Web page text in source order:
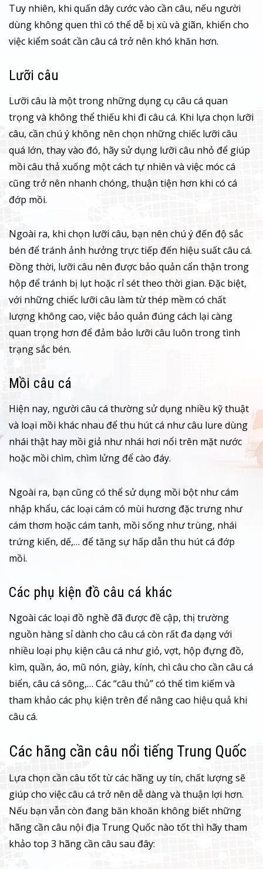
Tuy nhiên, khi quấn dây cước vào cần câu, nếu người
dùng không quen thì có thể dễ bị xù và giãn, khiến cho
việc kiểm soát cần câu cá trở nên khó khăn hơn.
Lưỡi câu
Lưỡi câu là một trong những dụng cụ câu cá quan
trọng và không thể thiếu khi đi câu cá. Khi lựa chọn lưỡi
câu, cần chú ý không nên chọn những chiếc lưỡi câu
quá lớn, thay vào đó, hãy sử dụng lưỡi câu nhỏ để giúp
mồi câu thả xuống một cách tự nhiên và việc móc cá
cũng trở nên nhanh chóng, thuận tiện hơn khi có cá
đớp mồi.
Ngoài ra, khi chọn lưỡi câu, bạn nên chú ý đến độ sắc
bén để tránh ảnh hưởng trực tiếp đến hiệu suất câu cá.
Đồng thời, lưỡi câu nên được bảo quản cẩn thận trong
hộp để tránh bị lụt hoặc rỉ sét theo thời gian. Đặc biệt,
với những chiếc lưỡi câu làm từ thép mềm có chất
lượng không cao, việc bảo quản đúng cách lại càng
quan trọng hơn để đảm bảo lưỡi câu luôn trong tình
trạng sắc bén.
Mồi câu cá
Hiện nay, người câu cá thường sử dụng nhiều kỹ thuật
và loại mồi khác nhau để thu hút cá như câu lure dùng
nhái thật hay mồi giả như nhái hơi nổi trên mặt nước
hoặc mồi chìm, chìm lửng để cào đáy.
Ngoài ra, bạn cũng có thể sử dụng mồi bột như cám
nhập khẩu, các loại cám có mùi hương đặc trưng như
cám thơm hoặc cám tanh, mồi sống như trùng, nhái
trứng kiến, dế,… để tăng sự hấp dẫn thu hút cá đớp
mồi.
Các phụ kiện đồ câu cá khác
Ngoài các loại đồ nghề đã được đề cập, thị trường
nguồn hàng sỉ dành cho câu cá còn rất đa dạng với
nhiều loại phụ kiện câu cá như giỏ, vợt, hộp đựng đồ,
kìm, quần, áo, mũ nón, giày, kính, chì câu cho cần câu cá
biển, câu cá sông,… Các “câu thủ” có thể tìm kiếm và
tham khảo các phụ kiện trên để nâng cao hiệu quả khi
câu cá.
Các hãng cần câu nổi tiếng Trung Quốc
Lựa chọn cần câu tốt từ các hãng uy tín, chất lượng sẽ
giúp cho việc câu cá trở nên dễ dàng và thuận lợi hơn.
Nếu bạn vẫn còn đang băn khoăn không biết những
hãng cần câu nội địa Trung Quốc nào tốt thì hãy tham
khảo top 3 hãng cần câu sau đây: